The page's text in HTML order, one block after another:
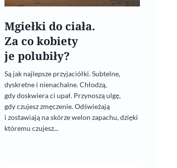
Mgiełki do ciała.
Za co kobiety
je polubiły?
Są jak najlepsze przyjaciółki. Subtelne,
dyskretne i nienachalne. Chłodzą,
gdy doskwiera ci upał. Przynoszą ulgę,
gdy czujesz zmęczenie. Odświeżają
i zostawiają na skórze welon zapachu, dzięki
któremu czujesz...